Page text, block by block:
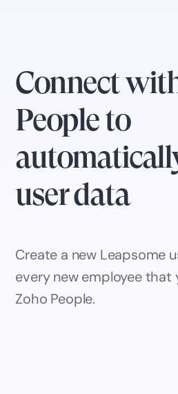
Connect
People to
user data
Create a new Leapsome
every new employee that
Zoho People.